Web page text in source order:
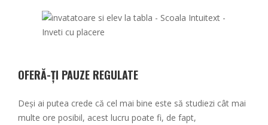
OFERĂ-ȚI PAUZE REGULATE
Deși ai putea crede că cel mai bine este să studiezi cât mai
multe ore posibil, acest lucru poate fi, de fapt,